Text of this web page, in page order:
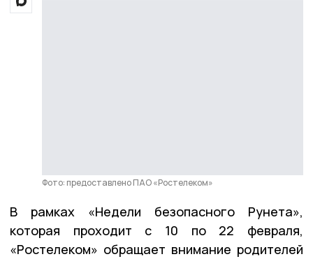
Фото: предоставлено ПАО «Ростелеком»
В рамках «Недели безопасного Рунета»,
которая проходит с 10 по 22 февраля,
«Ростелеком» обращает внимание родителей